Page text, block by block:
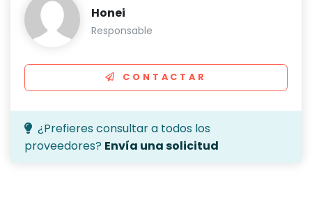
Honei
Responsable
CONTACTAR
¿Prefieres consultar a todos los
proveedores? Envía una solicitud